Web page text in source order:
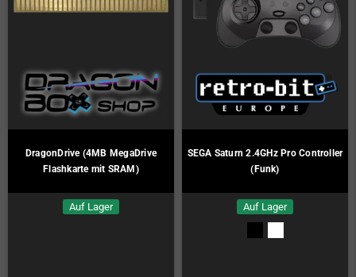
DragonDrive (4MB MegaDrive
Flashkarte mit SRAM)
Auf Lager
SEGA Saturn 2.4GHz Pro Controller
(Funk)
Auf Lager